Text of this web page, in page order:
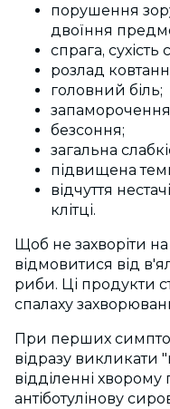
порушення
двоїння
спрага,
розлад
головний біль;
безсоння;
загальна
підвищена
відчуття
клітці.
Щоб не захворіти
відмовитися від
риби. Ці продукти
спалаху
При перших
відразу викликати
відділенні
антіботулінову